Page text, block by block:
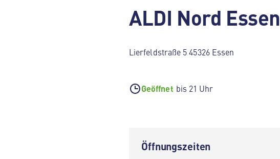
ALDI Nord Essen
Lierfeldstraße 5 45326 Essen
Geöffnet bis 21 Uhr
Öffnungszeiten